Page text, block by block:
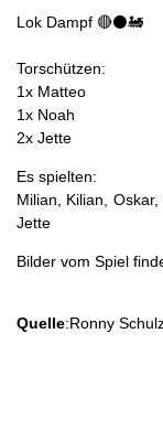
Lok Dampf 🔴⚫️🚂
Torschützen:
1x Matteo
1x Noah
2x Jette
Es spielten:
Milian, Kilian,
Jette
Bilder vom Spiel
Quelle:Ronny